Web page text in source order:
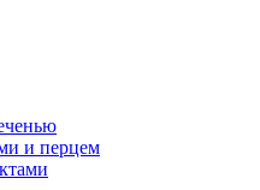
и перцем